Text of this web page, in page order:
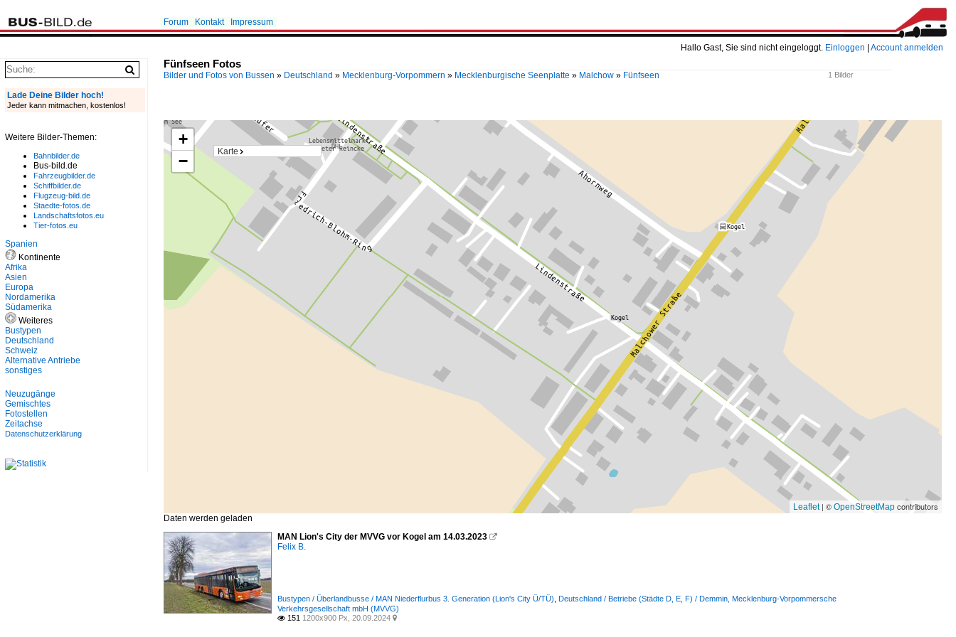
Hallo Gast, Sie sind nicht eingeloggt. Einloggen Account anmelden
Forum Kontakt Impressum
Fünfseen Fotos
1 Bilder
Bilder und Fotos von Bussen » Deutschland » Mecklenburg-Vorpommern » Mecklenburgische Seenplatte » Malchow » Fünfseen
Karte
+
−
Leaflet| © OpenStreetMap contributors
Daten werden geladen
MAN Lion's City der MVVG vor Kogel am 14.03.2023 
Felix B.
Bustypen / Überlandbusse / MAN Niederflurbus 3. Generation (Lion's City Ü/TÜ) Deutschland / Betriebe (Städte D, E, F) / Demmin, Mecklenburg-Vorpommersche
Verkehrsgesellschaft mbH (MVVG)
 151 1200x900 Px, 20.09.2024 
Lade Deine Bilder hoch!
Jeder kann mitmachen, kostenlos!
Weitere Bilder-Themen:
Bahnbilder.de
Bus-bild.de
Fahrzeugbilder.de
Schiffbilder.de
Flugzeug-bild.de
Staedte-fotos.de
Landschaftsfotos.eu
Tier-fotos.eu
Spanien
Kontinente
Afrika
Asien
Europa
Nordamerika
Südamerika
Weiteres
Bustypen
Deutschland
Schweiz
Alternative Antriebe
sonstiges
Neuzugänge
Gemischtes
Fotostellen
Zeitachse
Datenschutzerklärung